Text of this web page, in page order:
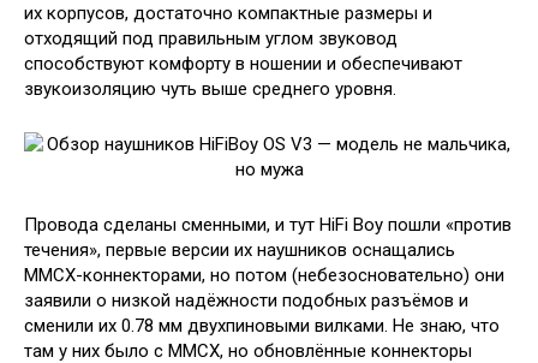
их корпусов, достаточно компактные размеры и
отходящий под правильным углом звуковод
способствуют комфорту в ношении и обеспечивают
звукоизоляцию чуть выше среднего уровня.
Провода сделаны сменными, и тут HiFi Boy пошли «против
течения», первые версии их наушников оснащались
MMCX-коннекторами, но потом (небезосновательно) они
заявили о низкой надёжности подобных разъёмов и
сменили их 0.78 мм двухпиновыми вилками. Не знаю, что
там у них было с MMCX, но обновлённые коннекторы